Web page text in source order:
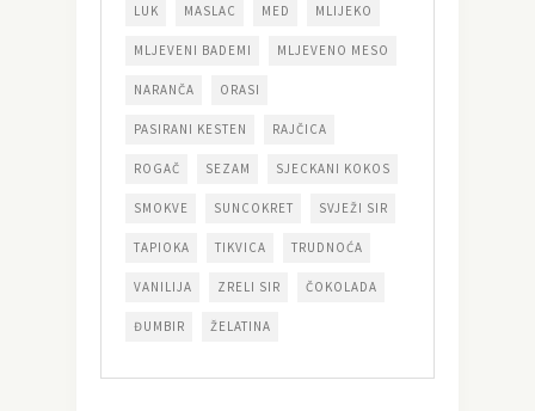
LUK MASLAC MED MLIJEKO
MLJEVENI BADEMI MLJEVENO MESO
NARANČA ORASI
PASIRANI KESTEN RAJČICA
ROGAČ SEZAM SJECKANI KOKOS
SMOKVE SUNCOKRET SVJEŽI SIR
TAPIOKA TIKVICA TRUDNOĆA
VANILIJA ZRELI SIR ČOKOLADA
ĐUMBIR ŽELATINA